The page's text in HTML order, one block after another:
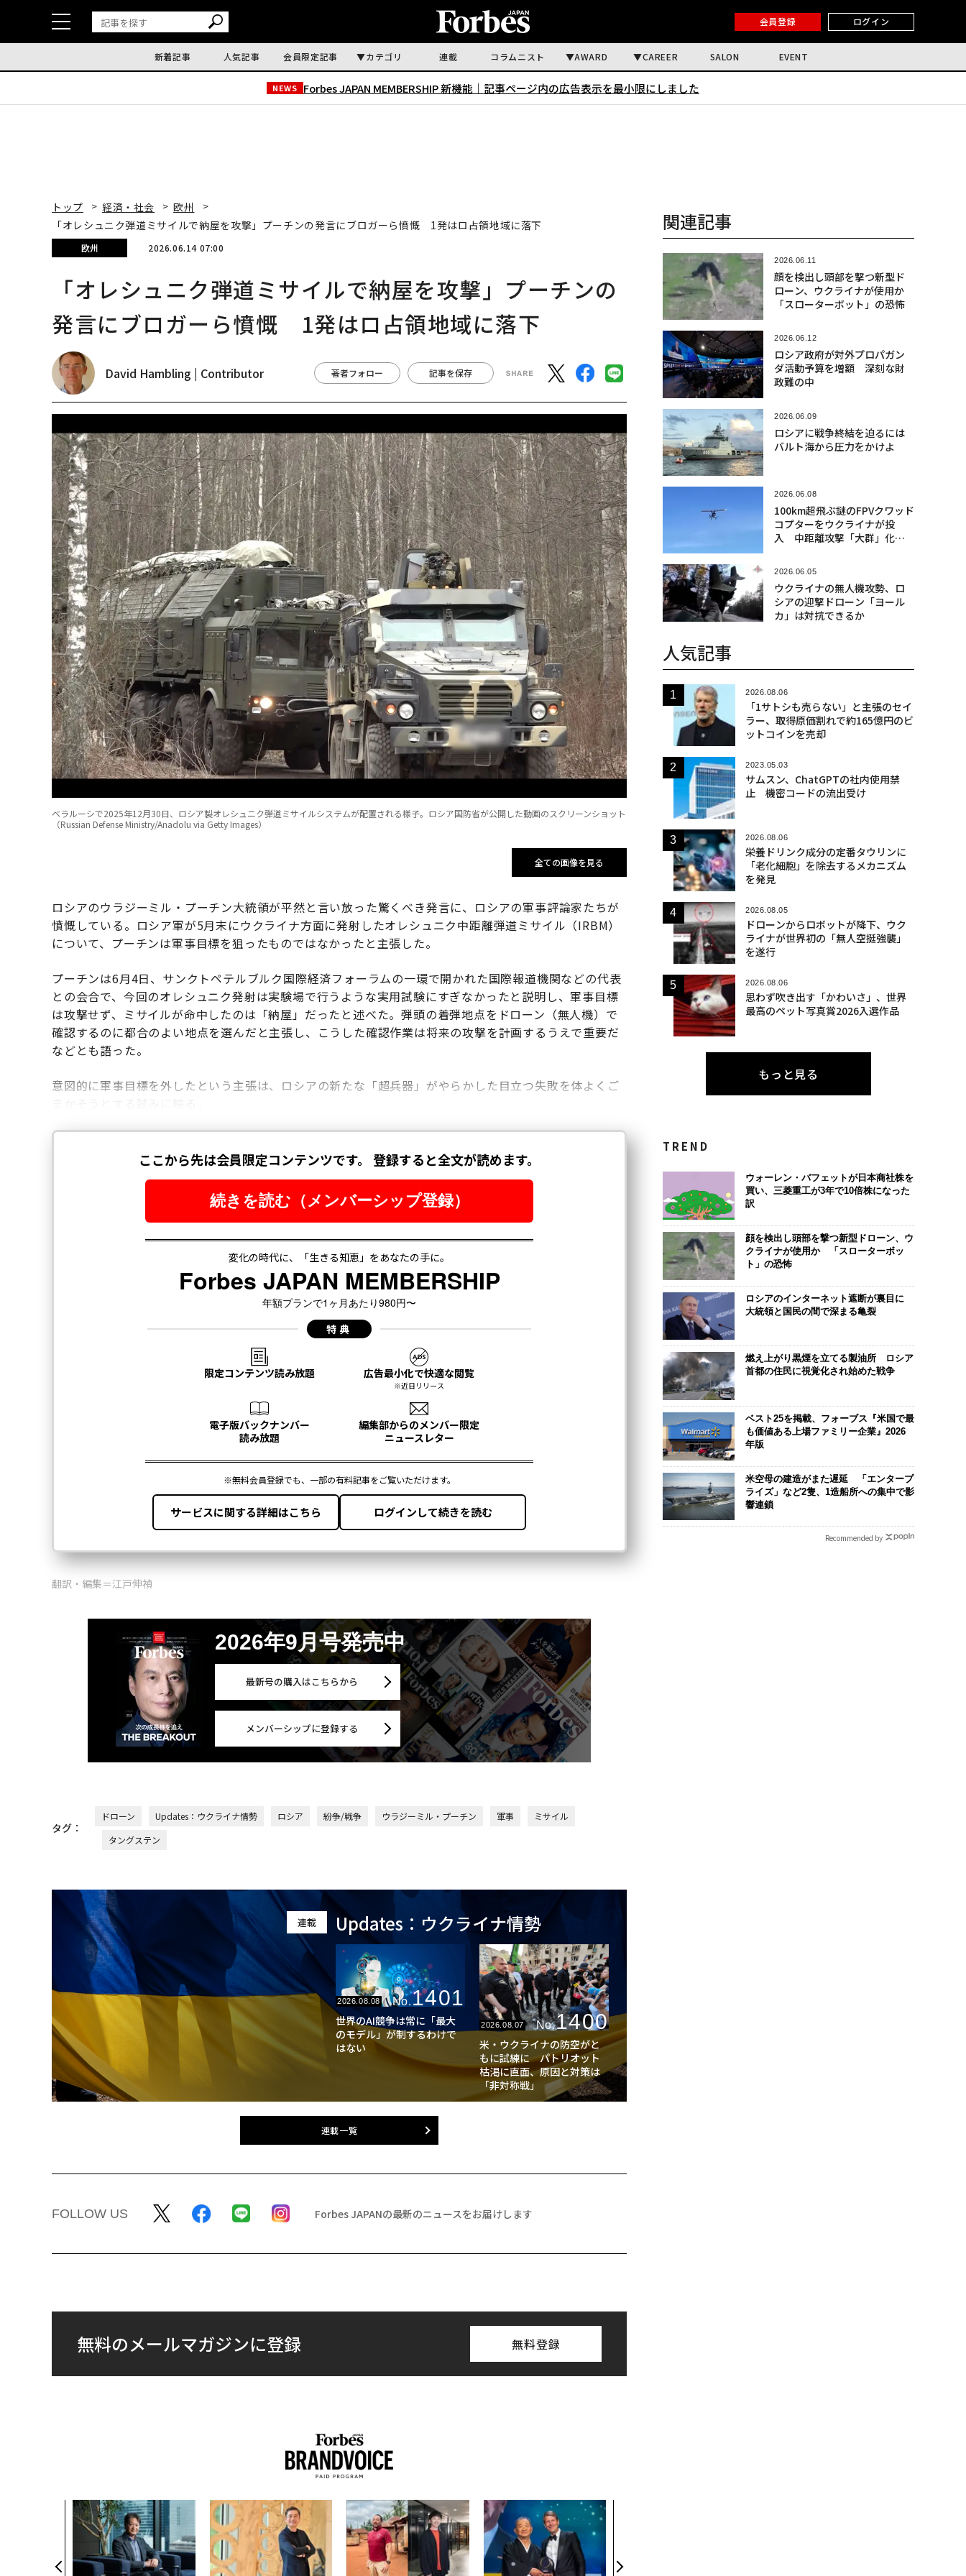
会員登録 ログイン
新着記事 人気記事 会員限定記事 カテゴリ 連載 コラムニスト AWARD CAREER SALON EVENT
NEWS Forbes JAPAN MEMBERSHIP 新機能｜ 記事ページ内の広告表示を最小限にしました
トップ 経済・社会
欧州
「オレシュニク弾道ミサイルで納屋を攻撃」プーチンの発言にブロガーら憤慨 1発はロ占領地域に落下
欧州 2026.06.14 07:00
「オレシュニク弾道ミサイルで納屋を攻撃」プーチンの
発言にブロガーら憤慨 1発はロ占領地域に落下
David Hambling | Contributor 著者フォロー 記事を保存
ベラルーシで2025年12月30日、ロシア製オレシュニク弾道ミサイルシステムが配置される様子。ロシア国防省が公開した動画のスクリーンショット
（Russian Defense Ministry/Anadolu via Getty Images）
全ての画像を見る
ロシアのウラジーミル・プーチン大統領が平然と言い放った驚くべき発言に、ロシアの軍事評論家たちが
憤慨している。ロシア軍が5月末にウクライナ方面に発射したオレシュニク中距離弾道ミサイル（IRBM）
について、プーチンは軍事目標を狙ったものではなかったと主張した。
プーチンは6月4日、サンクトペテルブルク国際経済フォーラムの一環で開かれた国際報道機関などの代表
との会合で、今回のオレシュニク発射は実験場で行うような実用試験にすぎなかったと説明し、軍事目標
は攻撃せず、ミサイルが命中したのは「納屋」だったと述べた。弾頭の着弾地点をドローン（無人機）で
確認するのに都合のよい地点を選んだと主張し、こうした確認作業は将来の攻撃を計画するうえで重要だ
などとも語った。
意図的に軍事目標を外したという主張は、ロシアの新たな「超兵器」がやらかした目立つ失敗を体よくご
翻訳・編集＝江戸伸禎
2026年9月号発売中
最新号の購入はこちらから
メンバーシップに登録する
タグ：
ドローン Updates：ウクライナ情勢 ロシア 紛争/戦争 ウラジーミル・プーチン 軍事
ミサイル
タングステン
連載 Updates：ウクライナ情勢
2026.08.08 No.1401
世界のAI競争は常に「最大
のモデル」が制するわけで
はない
2026.08.07 No.1400
米・ウクライナの防空がと
もに試練に パトリオット
枯渇に直面、原因と対策は
「非対称戦」
連載一覧
FOLLOW US Forbes JAPANの最新のニュースをお届けします
無料のメールマガジンに登録 無料登録
関連記事
2026.06.11
顔を検出し頭部を撃つ新型ド
ローン、ウクライナが使用か
「スローターボット」の恐怖
2026.06.12
ロシア政府が対外プロパガン
ダ活動予算を増額 深刻な財
政難の中
2026.06.09
ロシアに戦争終結を迫るには
バルト海から圧力をかけよ
2026.06.08
100km超飛ぶ謎のFPVクワッド
コプターをウクライナが投
入 中距離攻撃「大群」化の
2026.06.05
ウクライナの無人機攻勢、ロ
シアの迎撃ドローン「ヨール
カ」は対抗できるか
人気記事
2026.08.06
「1サトシも売らない」と主張のセイ
ラー、取得原価割れで約165億円のビ
ットコインを売却
2023.05.03
サムスン、ChatGPTの社内使用禁
止 機密コードの流出受け
2026.08.06
栄養ドリンク成分の定番タウリンに
「老化細胞」を除去するメカニズム
を発見
2026.08.05
ドローンからロボットが降下、ウク
ライナが世界初の「無人空挺強襲」
を遂行
2026.08.06
思わず吹き出す「かわいさ」、世界
最高のペット写真賞2026入選作品
もっと見る
TREND
ウォーレン・バフェットが日本商社株を
買い、三菱重工が3年で10倍株になった
訳
顔を検出し頭部を撃つ新型ドローン、ウ
クライナが使用か 「スローターボッ
ト」の恐怖
ロシアのインターネット遮断が裏目に
大統領と国民の間で深まる亀裂
燃え上がり黒煙を立てる製油所 ロシア
首都の住民に視覚化され始めた戦争
ベスト25を掲載、フォーブス『米国で最
も価値ある上場ファミリー企業』2026
年版
米空母の建造がまた遅延 「エンタープ
ライズ」など2隻、1造船所への集中で影
響連鎖
Recommended by